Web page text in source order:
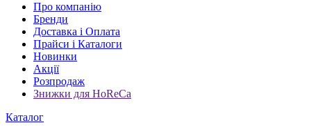
Про компанію
Бренди
Доставка і Оплата
Прайси і Каталоги
Новинки
Акції
Розпродаж
Знижки для HoReCa
Каталог